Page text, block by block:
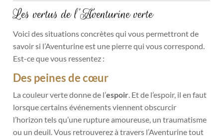
Les vertus de l’Aventurine verte
Voici des situations concrètes qui vous permettront de
savoir si l’Aventurine est une pierre qui vous correspond.
Est-ce que vous ressentez :
Des peines de cœur
La couleur verte donne de l’espoir. Et de l’espoir, il en faut
lorsque certains événements viennent obscurcir
l’horizon tels qu’une rupture amoureuse, un traumatisme
ou un deuil. Vous retrouverez à travers l’Aventurine tout